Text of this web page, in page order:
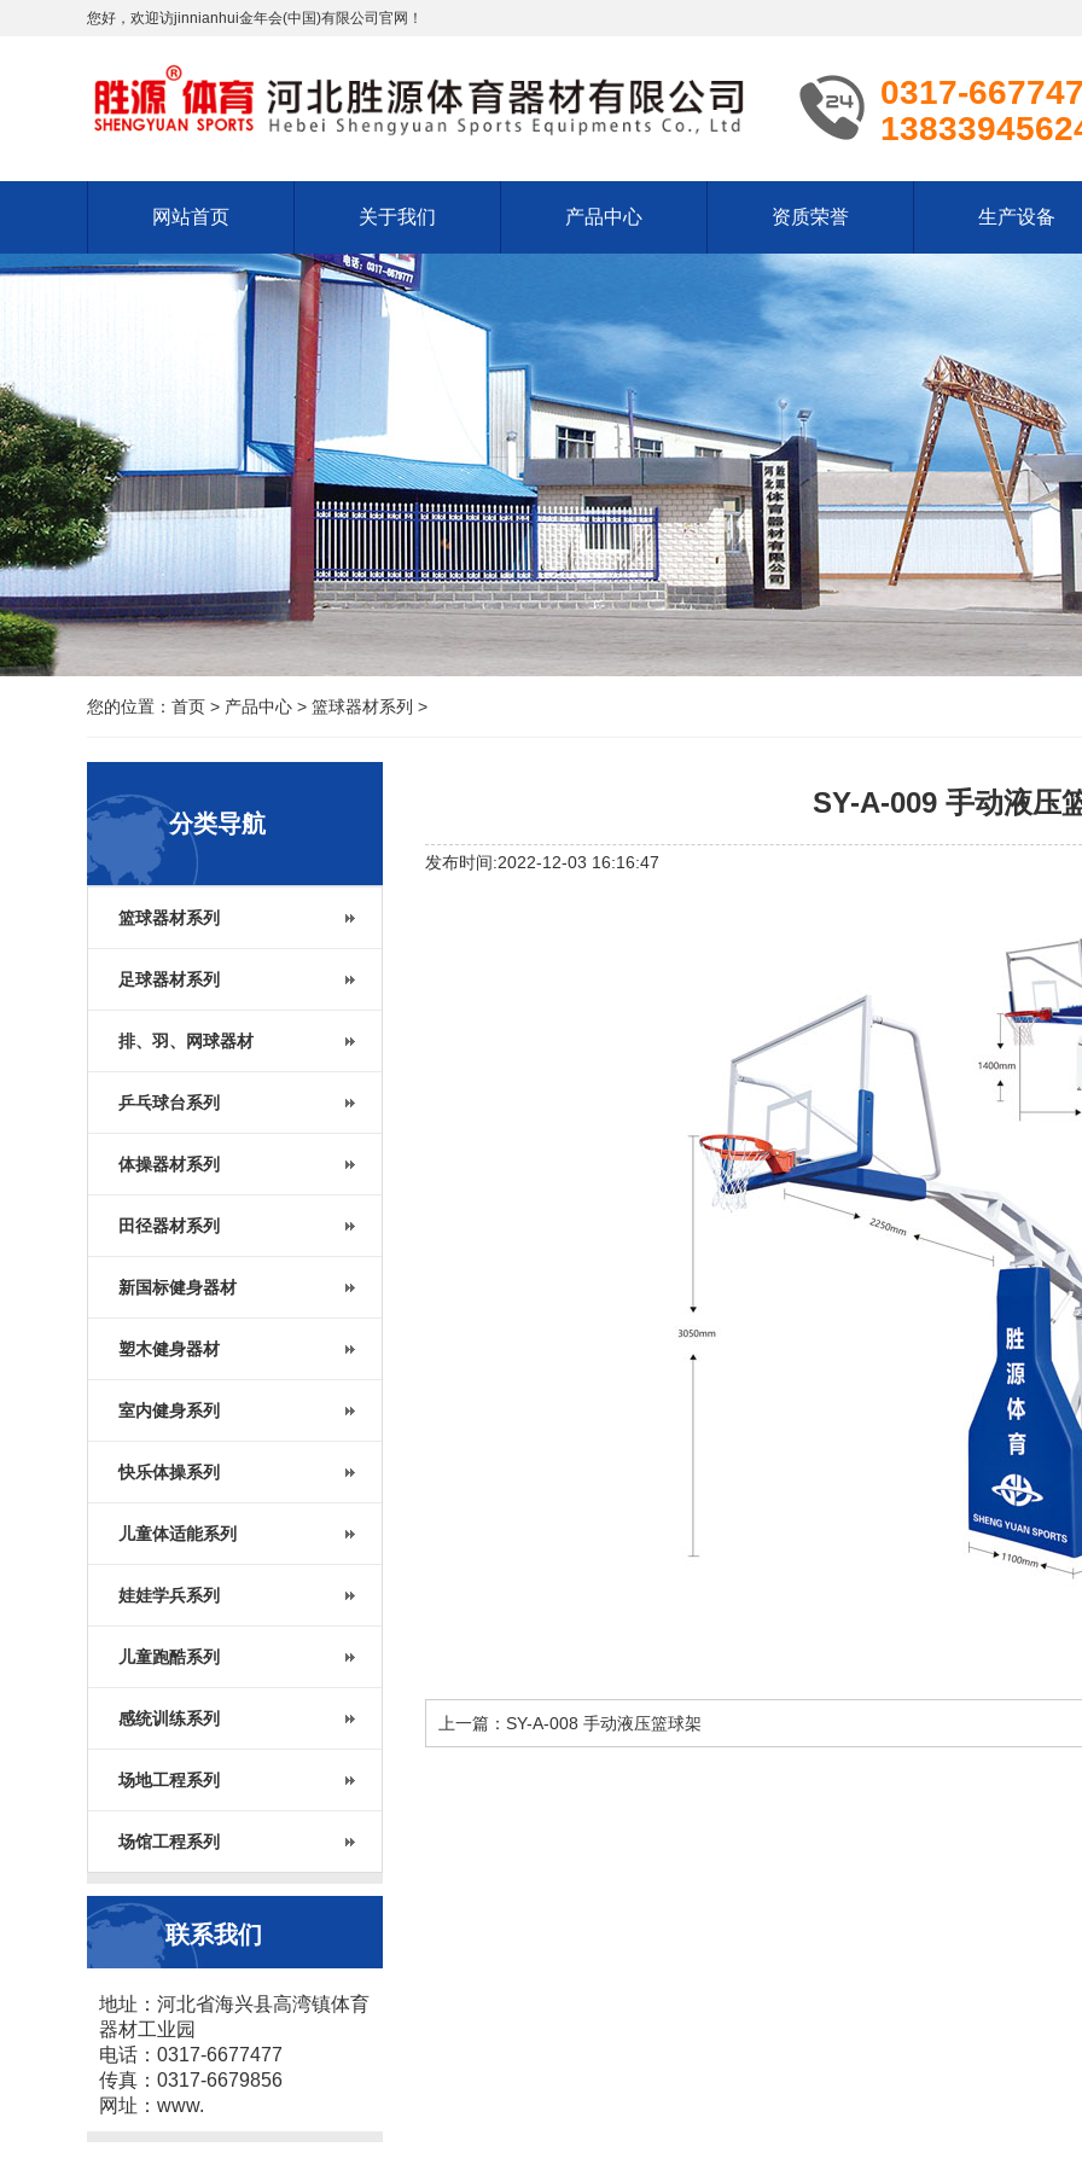
您好，欢迎访jinnianhui金年会(中国)有限公司官网！
0317-
网站首页 关于我们 产品中心 资质荣誉 生产设备
您的位置： 首页 > 产品中心 > 篮球器材系列 >
分类导航
篮球器材系列
足球器材系列
排、羽、网球器材
乒乓球台系列
体操器材系列
田径器材系列
新国标健身器材
塑木健身器材
室内健身系列
快乐体操系列
儿童体适能系列
娃娃学兵系列
儿童跑酷系列
感统训练系列
场地工程系列
场馆工程系列
联系我们
地址：河北省海兴县高湾镇体育
器材工业园
电话：0317-6677477
传真：0317-6679856
网址：www.
SY-A-009 手动液压
发布时间:2022-12-03 16:16:47
上一篇：SY-A-008 手动液压篮球架